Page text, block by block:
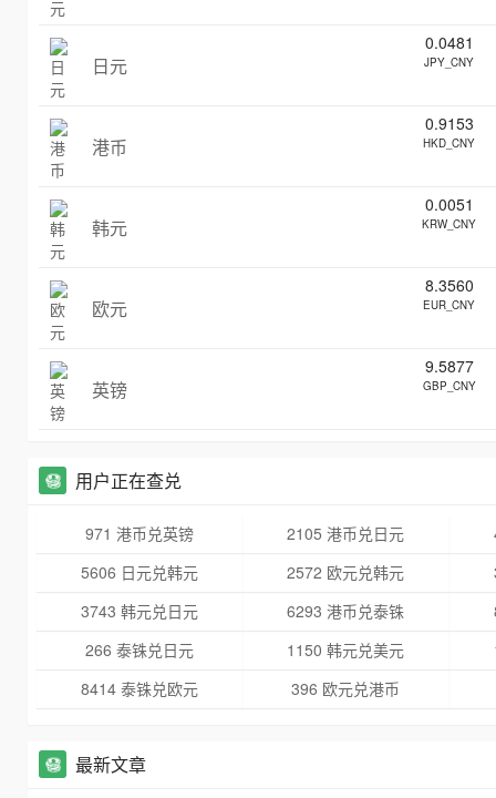
日元
0.0481
JPY_CNY
港币
0.9153
HKD_CNY
韩元
0.0051
KRW_CNY
欧元
8.3560
EUR_CNY
英镑
9.5877
GBP_CNY
用户正在查兑
971 港币兑英镑 2105 港币兑日元
5606 日元兑韩元
2572 欧元兑韩元
3743 韩元兑日元
6293 港币兑泰铢
266 泰铢兑日元
1150 韩元兑美元
8414 泰铢兑欧元
396 欧元兑港币
最新文章